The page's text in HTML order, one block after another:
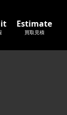
Estimate
買取見積